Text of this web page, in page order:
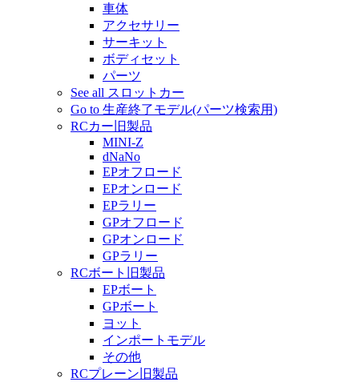
車体
アクセサリー
サーキット
ボディセット
パーツ
See all スロットカー
Go to 生産終了モデル(パーツ検索用)
RCカー旧製品
MINI-Z
dNaNo
EPオフロード
EPオンロード
EPラリー
GPオフロード
GPオンロード
GPラリー
RCボート旧製品
EPボート
GPボート
ヨット
インポートモデル
その他
RCプレーン旧製品